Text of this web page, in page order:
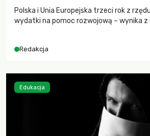
Polska i Unia Europejska trzeci rok z
wydatki na pomoc rozwojową – wynika
odnotowano największe tąpnięcie ODA w
kryzysami i ubóstwem?
Redakcja
Edukacja